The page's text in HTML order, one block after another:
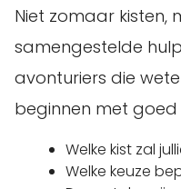
Niet zomaar kisten,
samengestelde
avonturiers die
beginnen met goed
Welke kist zal
Welke keuze